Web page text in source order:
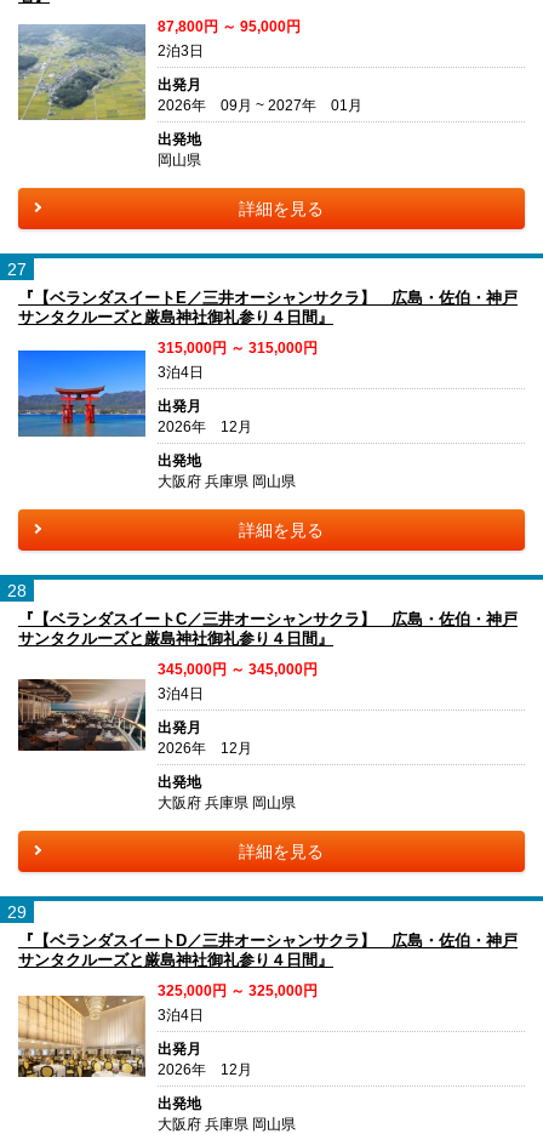
87,800円 ～ 95,000円
2泊3日
出発月
2026年 09月 ~ 2027年 01月
出発地
岡山県
詳細を見る
27
『【ベランダスイートE／三井オーシャンサクラ】 広島・佐伯・神戸
サンタクルーズと厳島神社御礼参り４日間』
315,000円 ～ 315,000円
3泊4日
出発月
2026年 12月
出発地
大阪府 兵庫県 岡山県
詳細を見る
28
『【ベランダスイートC／三井オーシャンサクラ】 広島・佐伯・神戸
サンタクルーズと厳島神社御礼参り４日間』
345,000円 ～ 345,000円
3泊4日
出発月
2026年 12月
出発地
大阪府 兵庫県 岡山県
詳細を見る
29
『【ベランダスイートD／三井オーシャンサクラ】 広島・佐伯・神戸
サンタクルーズと厳島神社御礼参り４日間』
325,000円 ～ 325,000円
3泊4日
出発月
2026年 12月
出発地
大阪府 兵庫県 岡山県